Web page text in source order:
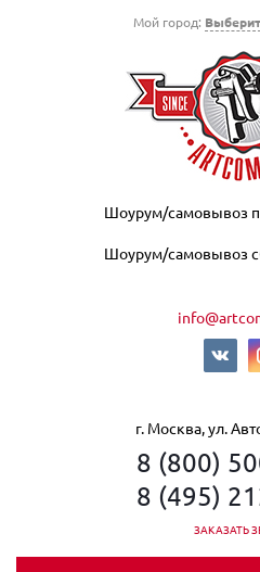
Мой город:
Шоурум/самовывоз
Шоурум/самовывоз
г. Москва, ул.
8 (800)
8 (495)
ЗАКАЗАТЬ